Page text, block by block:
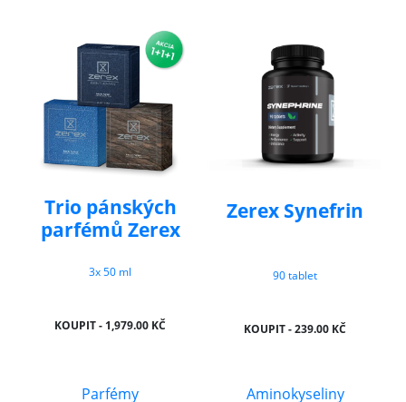
Trio pánských
parfémů Zerex
3x 50 ml
KOUPIT - 1,979.00 KČ
Zerex Synefrin
90 tablet
KOUPIT - 239.00 KČ
Parfémy Aminokyseliny